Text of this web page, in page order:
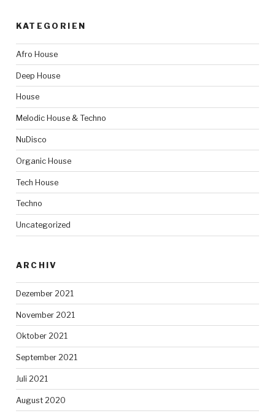
KATEGORIEN
Afro House
Deep House
House
Melodic House & Techno
NuDisco
Organic House
Tech House
Techno
Uncategorized
ARCHIV
Dezember 2021
November 2021
Oktober 2021
September 2021
Juli 2021
August 2020